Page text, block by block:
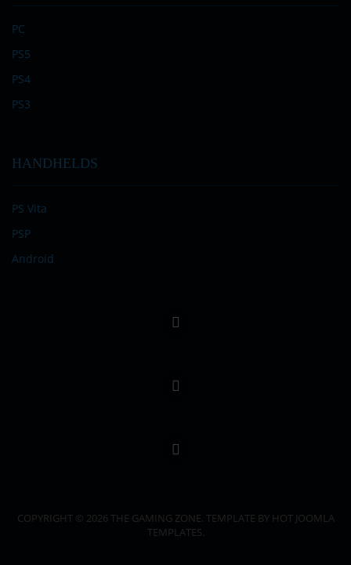
PC
PS5
PS4
PS3
HANDHELDS
PS Vita
PSP
Android
COPYRIGHT © 2026 THE GAMING ZONE. TEMPLATE BY HOT JOOMLA
TEMPLATES.